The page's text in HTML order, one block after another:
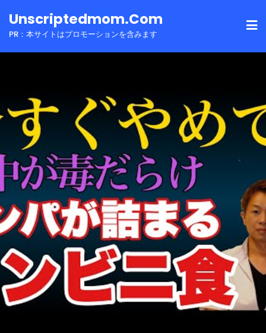
toUnscriptedmom.com
PR：本サイトはプロモーションを含みます